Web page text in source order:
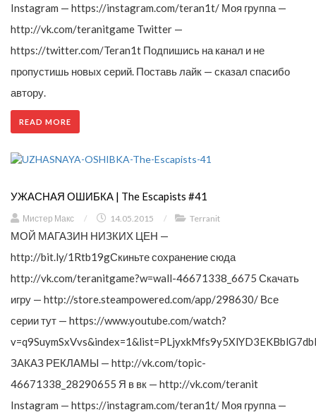
Instagram — https://instagram.com/teran1t/ Моя группа —
http://vk.com/teranitgame Twitter —
https://twitter.com/Teran1t Подпишись на канал и не
пропустишь новых серий. Поставь лайк — сказал спасибо
автору.
READ MORE
УЖАСНАЯ ОШИБКА | The Escapists #41
Мистер Макс / 14.05.2015 / Terranit
МОЙ МАГАЗИН НИЗКИХ ЦЕН —
http://bit.ly/1Rtb19gСкиньте сохранение сюда
http://vk.com/teranitgame?w=wall-46671338_6675 Скачать
игру — http://store.steampowered.com/app/298630/ Все
серии тут — https://www.youtube.com/watch?
ЗАКАЗ РЕКЛАМЫ — http://vk.com/topic-
46671338_28290655 Я в вк — http://vk.com/teranit
Instagram — https://instagram.com/teran1t/ Моя группа —